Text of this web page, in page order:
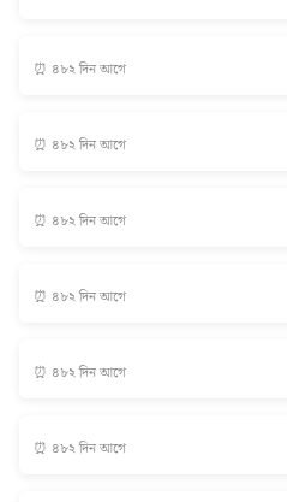
⏰ ৪৮২ দিন আগে
⏰ ৪৮২ দিন আগে
⏰ ৪৮২ দিন আগে
⏰ ৪৮২ দিন আগে
⏰ ৪৮২ দিন আগে
⏰ ৪৮২ দিন আগে